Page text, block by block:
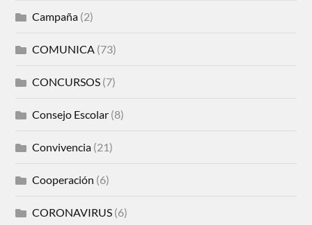
Campaña (2)
COMUNICA (73)
CONCURSOS (7)
Consejo Escolar (8)
Convivencia (21)
Cooperación (6)
CORONAVIRUS (6)